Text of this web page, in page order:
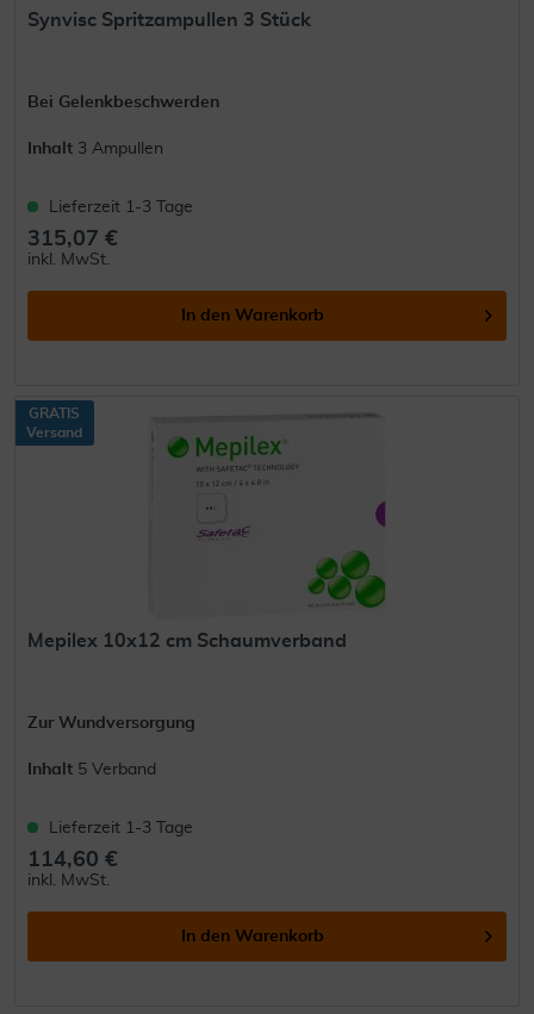
Synvisc Spritzampullen 3 Stück
Bei Gelenkbeschwerden
Inhalt 3 Ampullen
Lieferzeit 1-3 Tage
315,07 €
inkl. MwSt.
In den Warenkorb
GRATIS
Versand
Mepilex 10x12 cm Schaumverband
Zur Wundversorgung
Inhalt 5 Verband
Lieferzeit 1-3 Tage
114,60 €
inkl. MwSt.
In den Warenkorb